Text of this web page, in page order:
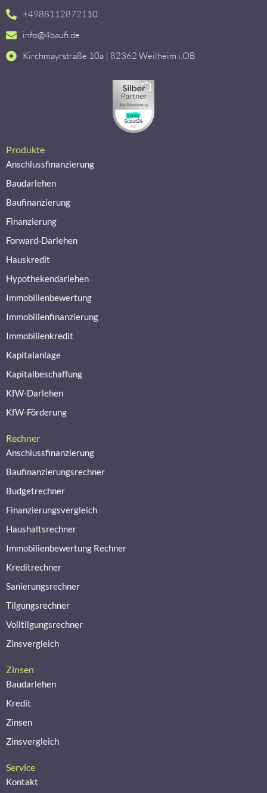
+4988112872110
info@4baufi.de
Kirchmayrstraße 10a | 82362 Weilheim i.OB
Produkte
Anschlussfinanzierung
Baudarlehen
Baufinanzierung
Finanzierung
Forward-Darlehen
Hauskredit
Hypothekendarlehen
Immobilienbewertung
Immobilienfinanzierung
Immobilienkredit
Kapitalanlage
Kapitalbeschaffung
KfW-Darlehen
KfW-Förderung
Rechner
Anschlussfinanzierung
Baufinanzierungsrechner
Budgetrechner
Finanzierungsvergleich
Haushaltsrechner
Immobilienbewertung Rechner
Kreditrechner
Sanierungsrechner
Tilgungsrechner
Volltilgungsrechner
Zinsvergleich
Zinsen
Baudarlehen
Kredit
Zinsen
Zinsvergleich
Service
Kontakt